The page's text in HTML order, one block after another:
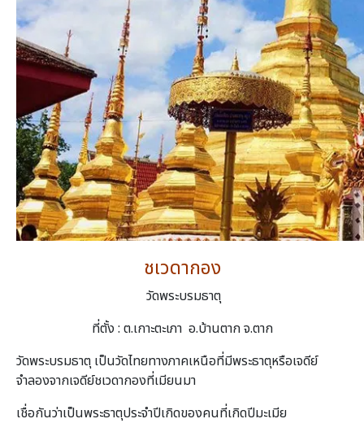
ชเวดากอง
วัดพระบรมธาตุ
ที่ตั้ง : ต.เกาะตะเภา อ.บ้านตาก จ.ตาก
วัดพระบรมธาตุ เป็นวัดไทยทางภาคเหนือที่มีพระธาตุหรือเจดีย์
จำลองจากเจดีย์ชเวดากองที่เมียนมา
เชื่อกันว่าเป็นพระธาตุประจำปีเกิดของคนที่เกิดปีมะเมีย